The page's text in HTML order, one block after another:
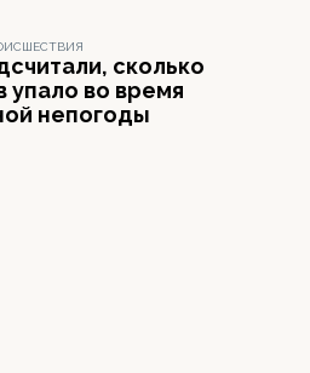
сколько
упало во время
непогоды